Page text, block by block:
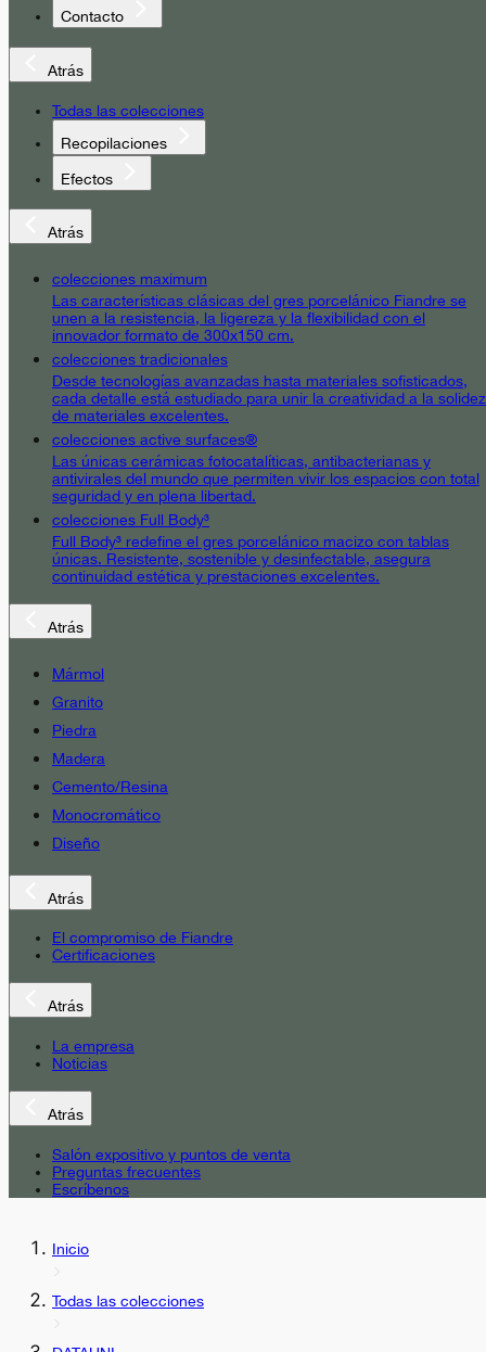
Contacto
Atrás
Todas las colecciones
Recopilaciones
Efectos
Atrás
colecciones maximum
Las características clásicas del gres porcelánico Fiandre se
unen a la resistencia, la ligereza y la flexibilidad con el
innovador formato de 300x150 cm.
colecciones tradicionales
Desde tecnologías avanzadas hasta materiales sofisticados,
cada detalle está estudiado para unir la creatividad a la solidez
de materiales excelentes.
colecciones active surfaces®
Las únicas cerámicas fotocatalíticas, antibacterianas y
antivirales del mundo que permiten vivir los espacios con total
seguridad y en plena libertad.
colecciones Full Body³
Full Body³ redefine el gres porcelánico macizo con tablas
únicas. Resistente, sostenible y desinfectable, asegura
continuidad estética y prestaciones excelentes.
Atrás
Mármol
Granito
Piedra
Madera
Cemento/Resina
Monocromático
Diseño
Atrás
El compromiso de Fiandre
Certificaciones
Atrás
La empresa
Noticias
Atrás
Salón expositivo y puntos de venta
Preguntas frecuentes
Escríbenos
Inicio
Todas las colecciones